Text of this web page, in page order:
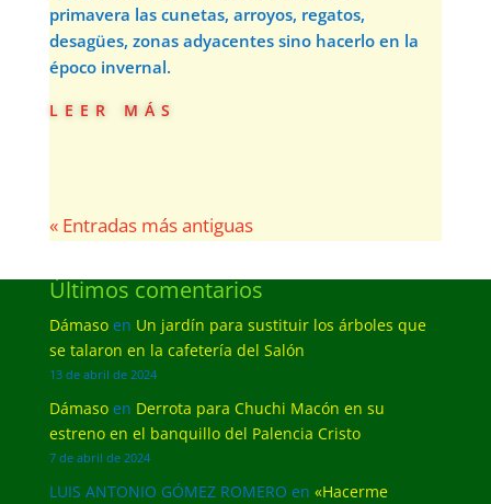
primavera las cunetas, arroyos, regatos,
desagües, zonas adyacentes sino hacerlo en la
époco invernal.
leer más
« Entradas más antiguas
Últimos comentarios
Dámasoen Un jardín para sustituir los árboles que
se talaron en la cafetería del Salón
13 de abril de 2024
Dámasoen Derrota para Chuchi Macón en su
estreno en el banquillo del Palencia Cristo
7 de abril de 2024
LUIS ANTONIO GÓMEZ ROMERO en «Hacerme